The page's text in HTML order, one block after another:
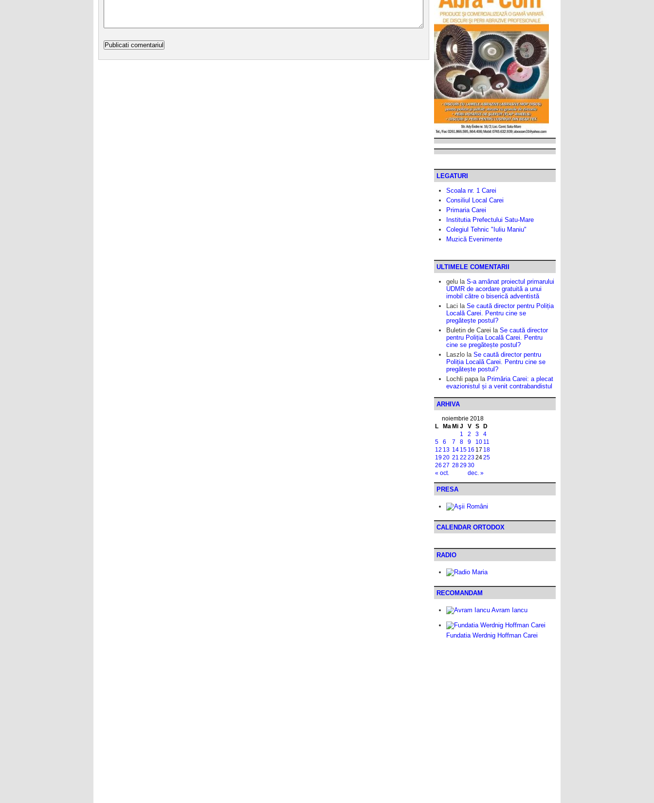
LEGATURI
Scoala nr. 1 Carei
Consiliul Local Carei
Primaria Carei
Institutia Prefectului Satu-Mare
Colegiul Tehnic "Iuliu Maniu"
Muzică Evenimente
ULTIMELE COMENTARII
gelu la S-a amânat proiectul primarului
UDMR de acordare gratuită a unui
imobil către o biserică adventistă
Laci la Se caută director pentru Poliția
Locală Carei. Pentru cine se
pregătește postul?
Buletin de Carei la Se caută director
pentru Poliția Locală Carei. Pentru
cine se pregătește postul?
Laszlo la Se caută director pentru
Poliția Locală Carei. Pentru cine se
pregătește postul?
Lochli papala Primăria Carei: a plecat
evazionistul și a venit contrabandistul
ARHIVA
noiembrie 2018
L
Ma Mi J V S D
« oct. dec. »
1 2 3
4
5
6 7 8 9 10 11
12 13 14 15 16 17 18
1920 21 22 232425
26 27 282930
PRESA
CALENDAR ORTODOX
RADIO
RECOMANDAM
Avram Iancu
Fundatia Werdnig Hoffman Carei